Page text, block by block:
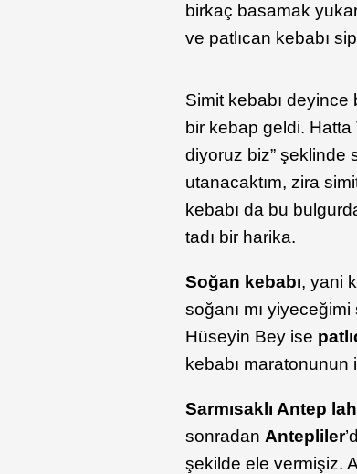
birkaç basamak
ve patlıcan kebabı
Simit kebabı deyince
bir kebap geldi. Hatta
diyoruz biz” şeklinde
utanacaktım, zira
kebabı da bu
tadı bir harika.
Soğan kebabı, yani
soğanı mı
Hüseyin Bey ise
kebabı maratonunun
Sarmısaklı Antep
sonradan Antepliler
şekilde ele vermişiz.